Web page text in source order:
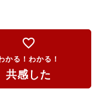
favorite_border
かる！わかる！
共感した